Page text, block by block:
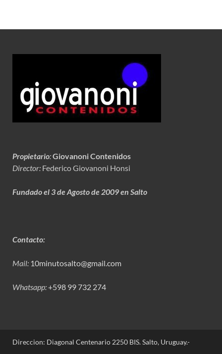
Propietario:Giovanoni Contenidos
Director: Federico Giovanoni Honsi
Fundado el 3 de Agosto de 2009 en Salto
Contacto:
Mail: 10minutosalto@gmail.com
Whatsapp:+598 99 732 274
Direccion: Diagonal Centenario 2250 BIS. Salto, Uruguay.-